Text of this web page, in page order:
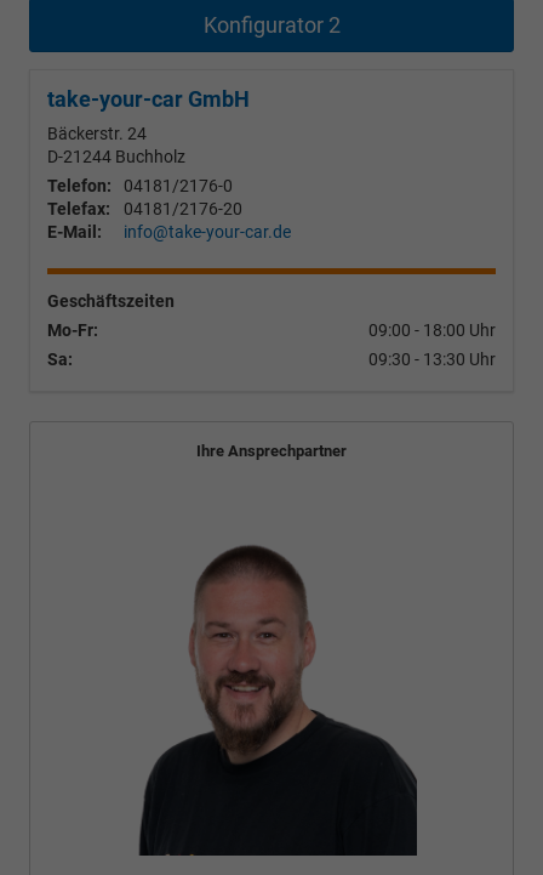
Konfigurator 2
take-your-car GmbH
Bäckerstr. 24
D-21244 Buchholz
Telefon:
04181/2176-0
Telefax:
04181/2176-20
E-Mail:
info@take-your-car.de
Geschäftszeiten
Mo-Fr:
09:00 - 18:00 Uhr
Sa:
09:30 - 13:30 Uhr
Ihre Ansprechpartner